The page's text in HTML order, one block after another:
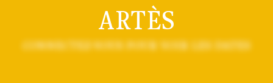
ARTÈS
CONNECTEZ-VOUS POUR VOIR LES DATES